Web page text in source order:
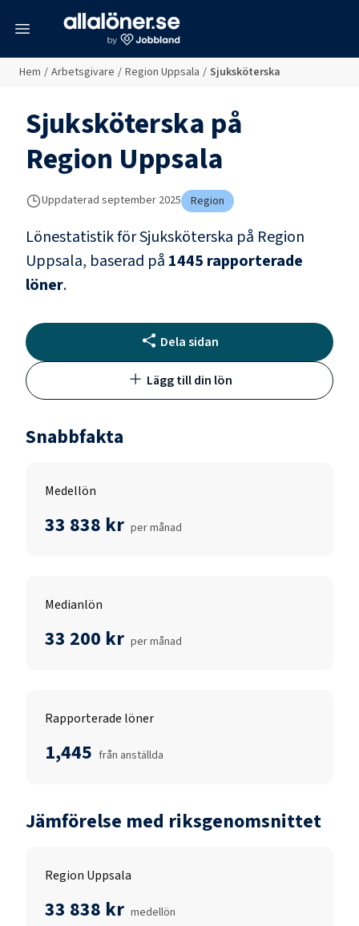
Hem / Arbetsgivare / Region Uppsala / Sjuksköterska
Sjuksköterska på
Region Uppsala
Uppdaterad september 2025 Region
Lönestatistik förSjuksköterska på Region
Uppsala, baserad på 1445 rapporterade
löner.
Dela sidan
Lägg till din lön
Snabbfakta
Medellön
33 838 kr per månad
Medianlön
33 200 kr per månad
Rapporterade löner
1,445 från anställda
Jämförelse med riksgenomsnittet
Region Uppsala
33 838 kr medellön